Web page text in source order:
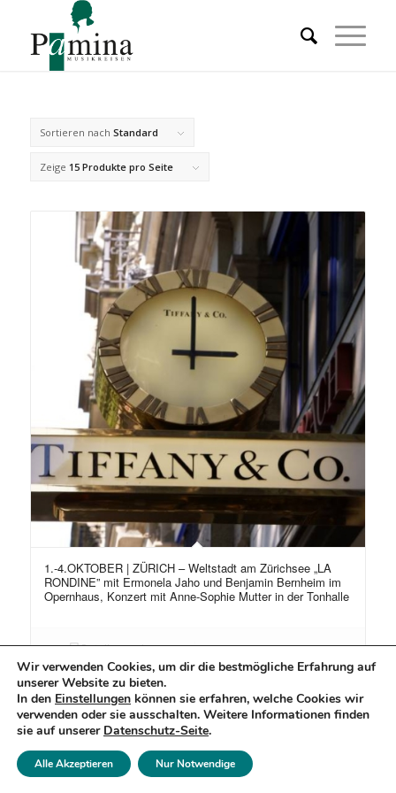
Sortieren nach Standard
Zeige 15 Produkte pro Seite
1.-4.OKTOBER | ZÜRICH – Weltstadt am Zürichsee „LA
RONDINE” mit Ermonela Jaho und Benjamin Bernheim im
Opernhaus, Konzert mit Anne-Sophie Mutter in der Tonhalle
Details anzeigen
© Copyright - Pamina-Musikreisen 2026
Reisebedingungen
Datenschutzerklärung
Wir verwenden Cookies, um dir die bestmögliche Erfahrung auf
unserer Website zu bieten.
In den Einstellungen können sie erfahren, welche Cookies wir
verwenden oder sie ausschalten. Weitere Informationen finden
sie auf unserer Datenschutz-Seite.
Alle Akzeptieren Nur Notwendige